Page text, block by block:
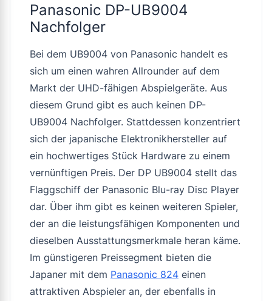
Panasonic DP-UB9004
Nachfolger
Bei dem UB9004 von Panasonic handelt es
sich um einen wahren Allrounder auf dem
Markt der UHD-fähigen Abspielgeräte. Aus
diesem Grund gibt es auch keinen DP-
UB9004 Nachfolger. Stattdessen konzentriert
sich der japanische Elektronikhersteller auf
ein hochwertiges Stück Hardware zu einem
vernünftigen Preis. Der DP UB9004 stellt das
Flaggschiff der Panasonic Blu-ray Disc Player
dar. Über ihm gibt es keinen weiteren Spieler,
der an die leistungsfähigen Komponenten und
dieselben Ausstattungsmerkmale heran käme.
Im günstigeren Preissegment bieten die
Japaner mit dem Panasonic 824 einen
attraktiven Abspieler an, der ebenfalls in